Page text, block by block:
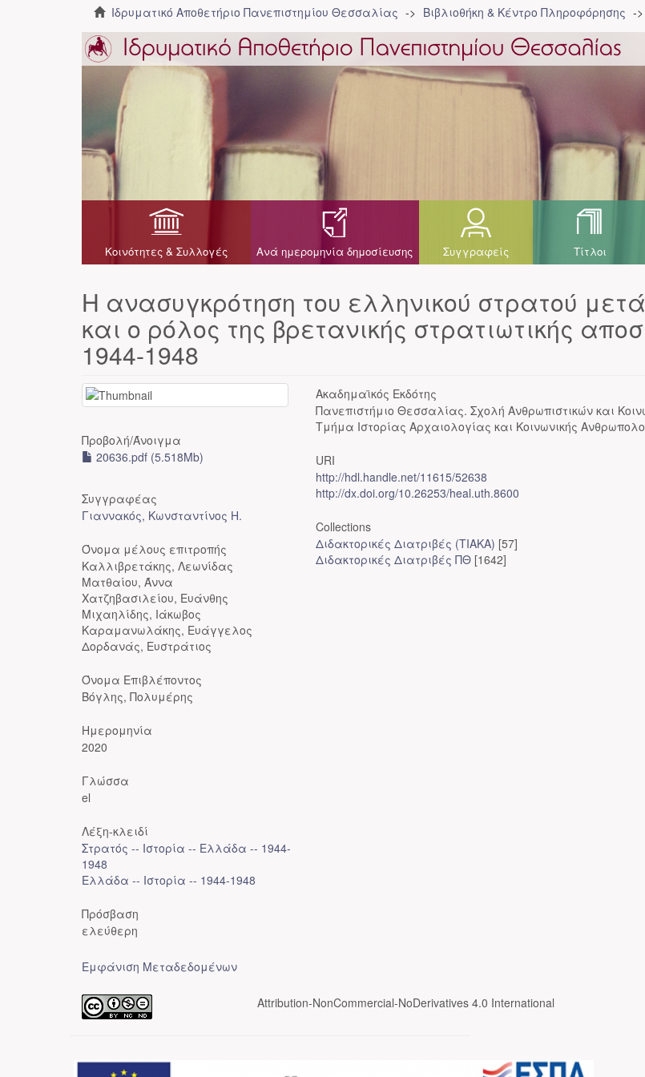
Ιδρυματικό Αποθετήριο Πανεπιστημίου Θεσσαλίας Βιβλιοθήκη & Κέντρο Πληροφόρησης
Κοινότητες & Συλλογές Ανά ημερομηνία δημοσίευσης Συγγραφείς Τίτλοι
Η ανασυγκρότηση του ελληνικού στρατού
και ο ρόλος της βρετανικής στρατιωτικής
1944-1948
Προβολή/Άνοιγμα
20636.pdf (5.518Mb)
Συγγραφέας
Γιαννακός, Κωνσταντίνος Η.
Όνομα μέλους επιτροπής
Καλλιβρετάκης, Λεωνίδας
Ματθαίου, Άννα
Χατζηβασιλείου, Ευάνθης
Μιχαηλίδης, Ιάκωβος
Καραμανωλάκης, Ευάγγελος
Δορδανάς, Ευστράτιος
Όνομα Επιβλέποντος
Βόγλης, Πολυμέρης
Ημερομηνία
2020
Γλώσσα
el
Λέξη-κλειδί
Στρατός -- Ιστορία -- Ελλάδα -- 1944-
1948
Ελλάδα -- Ιστορία -- 1944-1948
Πρόσβαση
ελεύθερη
Εμφάνιση Μεταδεδομένων
Ακαδημαϊκός Εκδότης
Πανεπιστήμιο Θεσσαλίας. Σχολή Ανθρωπιστικών και
Τμήμα Ιστορίας Αρχαιολογίας και Κοινωνικής
URI
http://hdl.handle.net/11615/52638
http://dx.doi.org/10.26253/heal.uth.8600
Collections
Διδακτορικές Διατριβές (ΤΙΑΚΑ) [57]
Διδακτορικές Διατριβές ΠΘ [1642]
Attribution-NonCommercial-NoDerivatives 4.0 International